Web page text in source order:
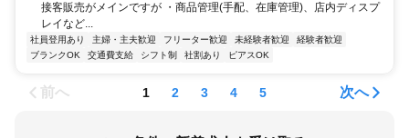
接客販売がメインですが ・商品管理(手配、在庫管理)、店内ディスプ
レイなど...
社員登用あり 主婦・主夫歓迎 フリーター歓迎 未経験者歓迎
経験者歓迎
ブランクOK
交通費支給 シフト制 社割あり ピアスOK
前へ 1 2 3 4 5 次へ